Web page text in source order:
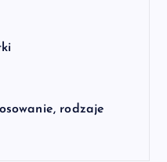
rodzaje